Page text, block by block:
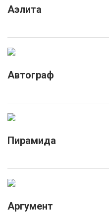
Аэлита
Автограф
Пирамида
Аргумент